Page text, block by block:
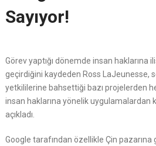
Sayıyor!
Görev yaptığı dönemde insan haklarına
geçirdiğini kaydeden Ross LaJeunesse,
yetkililerine bahsettiği bazı projelerden
insan haklarına yönelik uygulamalardan
açıkladı.
Google tarafından özellikle Çin pazarına